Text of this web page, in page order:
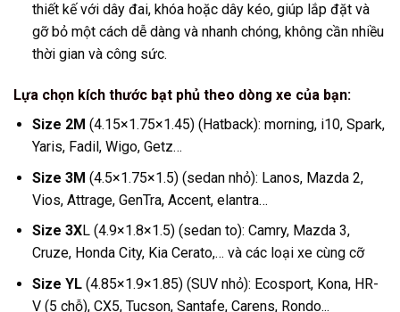
thiết kế với dây đai, khóa hoặc dây kéo, giúp lắp đặt và
gỡ bỏ một cách dễ dàng và nhanh chóng, không cần nhiều
thời gian và công sức.
Lựa chọn kích thước bạt phủ theo dòng xe của bạn:
Size 2M (4.15×1.75×1.45) (Hatback): morning, i10, Spark,
Yaris, Fadil, Wigo, Getz…
Size 3M (4.5×1.75×1.5) (sedan nhỏ): Lanos, Mazda 2,
Vios, Attrage, GenTra, Accent, elantra…
Size 3XL (4.9×1.8×1.5) (sedan to): Camry, Mazda 3,
Cruze, Honda City, Kia Cerato,… và các loại xe cùng cỡ
Size YL(4.85×1.9×1.85) (SUV nhỏ): Ecosport, Kona, HR-
V (5 chỗ), CX5, Tucson, Santafe, Carens, Rondo...